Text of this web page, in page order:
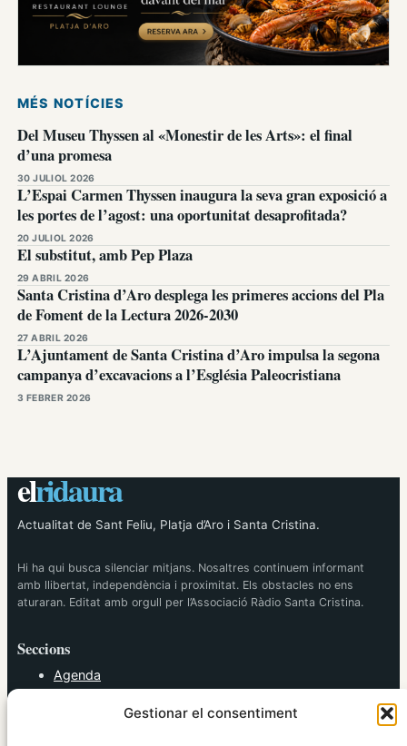
Gestionar el consentiment
MÉS NOTÍCIES
Del Museu Thyssen al «Monestir de les Arts»: el final
d’una promesa
30 JULIOL 2026
L’Espai Carmen Thyssen inaugura la seva gran exposició a
les portes de l’agost: una oportunitat desaprofitada?
20 JULIOL 2026
El substitut, amb Pep Plaza
29 ABRIL 2026
Santa Cristina d’Aro desplega les primeres accions del Pla
de Foment de la Lectura 2026-2030
27 ABRIL 2026
L’Ajuntament de Santa Cristina d’Aro impulsa la segona
campanya d’excavacions a l’Església Paleocristiana
3 FEBRER 2026
elridaura
Actualitat de Sant Feliu, Platja d’Aro i Santa Cristina.
Hi ha qui busca silenciar mitjans. Nosaltres continuem informant
amb llibertat, independència i proximitat. Els obstacles no ens
aturaran. Editat amb orgull per l’Associació Ràdio Santa Cristina.
Seccions
Agenda